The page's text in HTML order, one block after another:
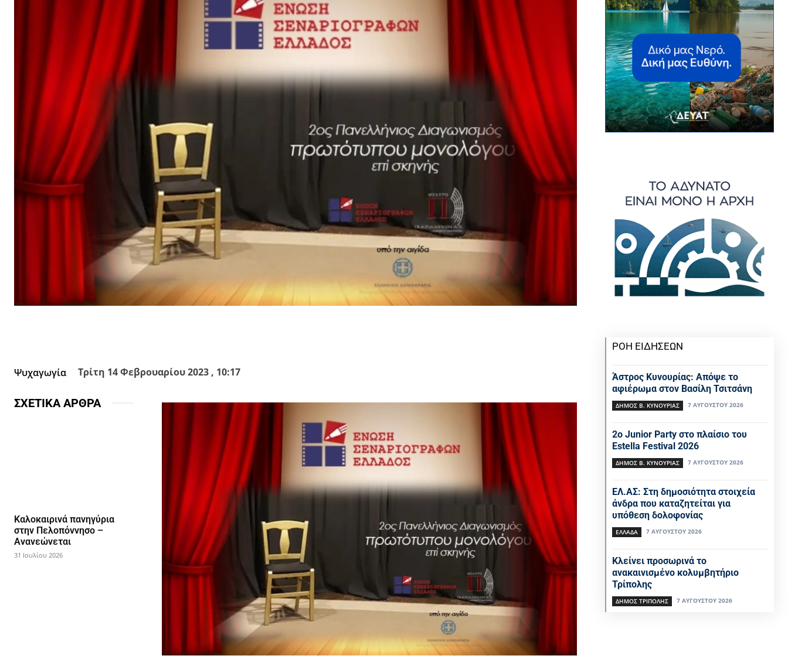
Ψυχαγωγία Τρίτη 14 Φεβρουαρίου 2023 , 10:17
ΣΧΕΤΙΚΑ ΑΡΘΡΑ
Καλοκαιρινά πανηγύρια
στην Πελοπόννησο –
Ανανεώνεται
31 Ιουλίου 2026
ΡΟΗ ΕΙΔΗΣΕΩΝ
Άστρος Κυνουρίας: Απόψε το
αφιέρωμα στον Βασίλη Τσιτσάνη
ΔΉΜΟΣ Β. ΚΥΝΟΥΡΊΑΣ 7 ΑΥΓΟΎΣΤΟΥ 2026
2ο Junior Party στο πλαίσιο του
Estella Festival 2026
ΔΉΜΟΣ Β. ΚΥΝΟΥΡΊΑΣ 7 ΑΥΓΟΎΣΤΟΥ 2026
ΕΛ.ΑΣ: Στη δημοσιότητα στοιχεία
άνδρα που καταζητείται για
υπόθεση δολοφονίας
ΕΛΛΆΔΑ 7 ΑΥΓΟΎΣΤΟΥ 2026
Κλείνει προσωρινά το
ανακαινισμένο κολυμβητήριο
Τρίπολης
ΔΉΜΟΣ ΤΡΊΠΟΛΗΣ 7 ΑΥΓΟΎΣΤΟΥ 2026